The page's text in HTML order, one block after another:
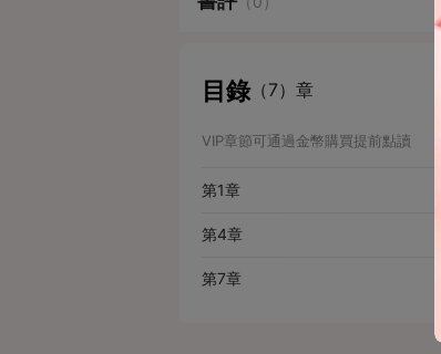
目錄（7）章
VIP章節可通過金幣購買提前點讀
第1章
第4章
第7章